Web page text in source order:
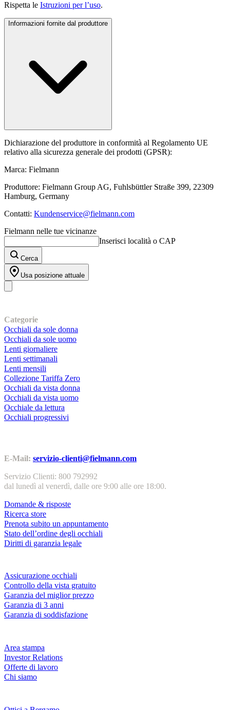
Rispetta le Istruzioni per l’uso.
Informazioni fornite dal produttore
Dichiarazione del produttore in conformità al Regolamento UE
relativo alla sicurezza generale dei prodotti (GPSR):
Marca: Fielmann
Produttore: Fielmann Group AG, Fuhlsbüttler Straße 399, 22309
Hamburg, Germany
Contatti: Kundenservice@fielmann.com
Fielmann nelle tue vicinanze
Inserisci località o CAP
Cerca
Usa posizione attuale
Categorie
Occhiali da sole donna
Occhiali da sole uomo
Lenti giornaliere
Lenti settimanali
Lenti mensili
Collezione Tariffa Zero
Occhiali da vista donna
Occhiali da vista uomo
Occhiale da lettura
Occhiali progressivi
E-Mail: servizio-clienti@fielmann.com
Servizio Clienti: 800 792992
dal lunedì al venerdì, dalle ore 9:00 alle ore 18:00.
Domande & risposte
Ricerca store
Prenota subito un appuntamento
Stato dell’ordine degli occhiali
Diritti di garanzia legale
Assicurazione occhiali
Controllo della vista gratuito
Garanzia del miglior prezzo
Garanzia di 3 anni
Garanzia di soddisfazione
Area stampa
Investor Relations
Offerte di lavoro
Chi siamo